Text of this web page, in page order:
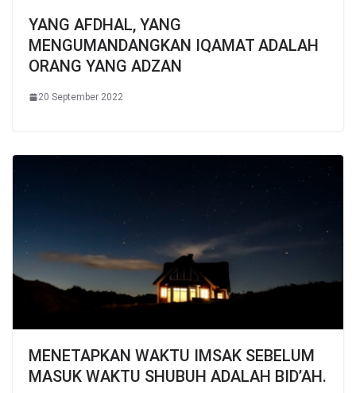
YANG AFDHAL, YANG
MENGUMANDANGKAN IQAMAT ADALAH
ORANG YANG ADZAN
20 September 2022
MENETAPKAN WAKTU IMSAK SEBELUM
MASUK WAKTU SHUBUH ADALAH BID’AH.